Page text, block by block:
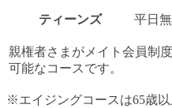
ティーンズ 平日
親権者さまがメイト会員制
可能なコースです。
※エイジングコースは65歳